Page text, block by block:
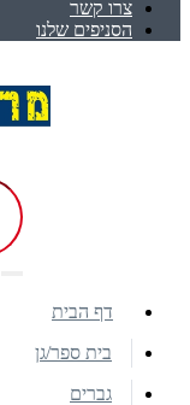
צרו קשר
הסניפים שלנו
דף הבית
בית ספר/גן
גברים